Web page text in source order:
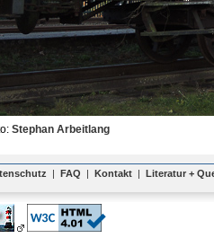
Stephan Arbeitlang
| FAQ | Kontakt | Literatur +